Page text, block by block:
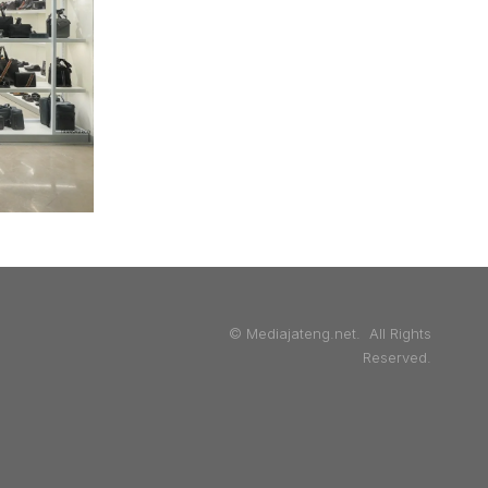
© Mediajateng.net. All Rights
Reserved.